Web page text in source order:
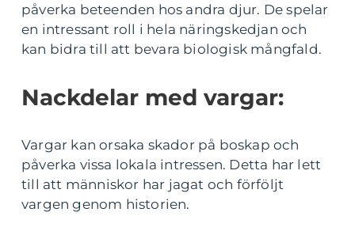
påverka beteenden hos andra djur. De spelar
en intressant roll i hela näringskedjan och
kan bidra till att bevara biologisk mångfald.
Nackdelar med vargar:
Vargar kan orsaka skador på boskap och
påverka vissa lokala intressen. Detta har lett
till att människor har jagat och förföljt
vargen genom historien.